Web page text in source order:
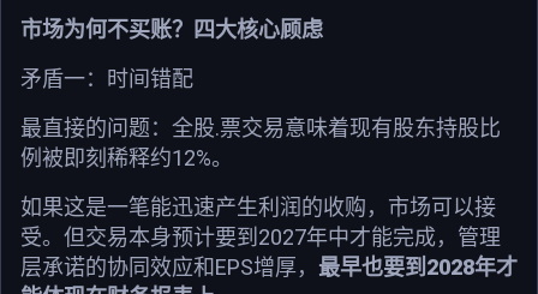
市场为何不买账？四大核心顾虑
矛盾一：时间错配
最直接的问题：全股.票交易意味着现有股东持股比
例被即刻稀释约12%。
如果这是一笔能迅速产生利润的收购，市场可以接
受。但交易本身预计要到2027年中才能完成，管理
层承诺的协同效应和EPS增厚， 最早也要到2028年才